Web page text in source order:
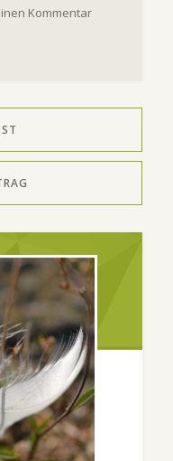
Kommentar